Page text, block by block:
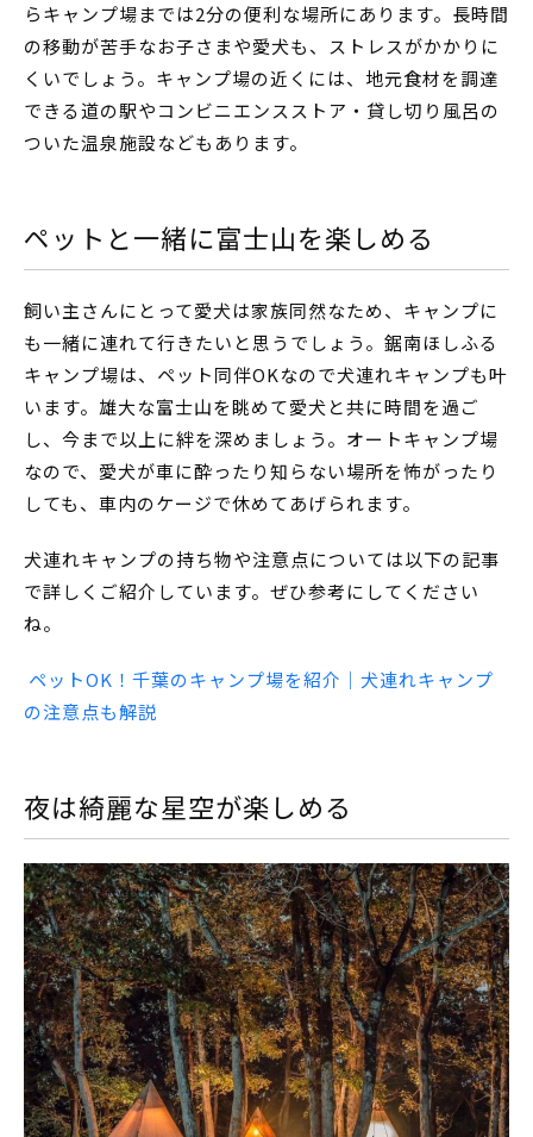
らキャンプ場までは2分の便利な場所にあります。長時間
の移動が苦手なお子さまや愛犬も、ストレスがかかりに
くいでしょう。キャンプ場の近くには、地元食材を調達
できる道の駅やコンビニエンスストア・貸し切り風呂の
ついた温泉施設などもあります。
ペットと一緒に富士山を楽しめる
飼い主さんにとって愛犬は家族同然なため、キャンプに
も一緒に連れて行きたいと思うでしょう。鋸南ほしふる
キャンプ場は、ペット同伴OKなので犬連れキャンプも叶
います。雄大な富士山を眺めて愛犬と共に時間を過ご
し、今まで以上に絆を深めましょう。オートキャンプ場
なので、愛犬が車に酔ったり知らない場所を怖がったり
しても、車内のケージで休めてあげられます。
犬連れキャンプの持ち物や注意点については以下の記事
で詳しくご紹介しています。ぜひ参考にしてください
ね。
ペットOK！千葉のキャンプ場を紹介｜犬連れキャンプ
の注意点も解説
夜は綺麗な星空が楽しめる